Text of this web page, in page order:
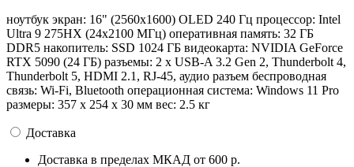
ноутбук экран: 16" (2560x1600) OLED 240 Гц процессор: Intel
Ultra 9 275HX (24x2100 МГц) оперативная память: 32 ГБ
DDR5 накопитель: SSD 1024 ГБ видеокарта: NVIDIA GeForce
RTX 5090 (24 ГБ) разъемы: 2 x USB-A 3.2 Gen 2, Thunderbolt 4,
Thunderbolt 5, HDMI 2.1, RJ-45, аудио разъем беспроводная
связь: Wi-Fi, Bluetooth операционная система: Windows 11 Pro
pазмеры: 357 x 254 x 30 мм вес: 2.5 кг
Доставка
Доставка в пределах МКАД от 600 р.